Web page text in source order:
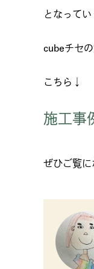
となって
cubeチセ
こちら↓
施工事
ぜひご覧